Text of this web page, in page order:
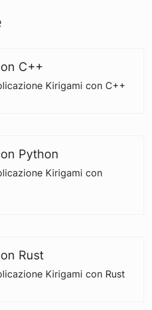
C++
Kirigami con C++
Python
Kirigami con
Rust
Kirigami con Rust